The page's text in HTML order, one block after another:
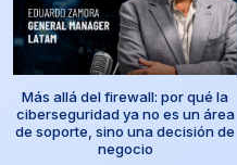
Más allá del firewall: por qué la
ciberseguridad ya no es un área
de soporte, sino una decisión de
negocio